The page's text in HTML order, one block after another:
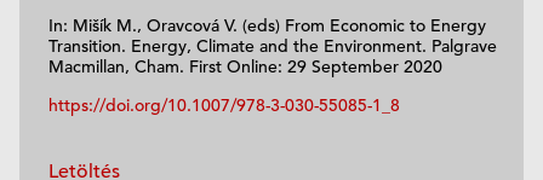
In: Mišík M., Oravcová V. (eds) From Economic to Energy
Transition. Energy, Climate and the Environment. Palgrave
Macmillan, Cham. First Online: 29 September 2020
https://doi.org/10.1007/978-3-030-55085-1_8
Letöltés